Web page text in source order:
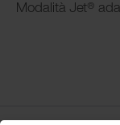
Modalità Jet®